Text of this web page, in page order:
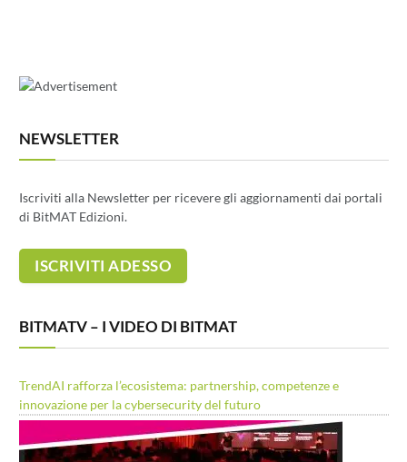
NEWSLETTER
Iscriviti alla Newsletter per ricevere gli aggiornamenti dai portali
di BitMAT Edizioni.
BITMATV – I VIDEO DI BITMAT
TrendAI rafforza l’ecosistema: partnership, competenze e
innovazione per la cybersecurity del futuro